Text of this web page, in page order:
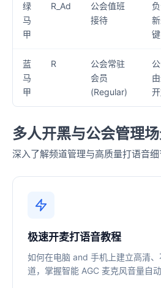
绿
马
甲
R_Ad
公会值班
接待
蓝
马
甲
R
公会常驻
会员
(Regular)
多人开黑与公会管理
深入了解频道管理与高质量打语音细
极速开麦打语音教程
如何在电脑 and 手机上建立高清
道，掌握智能 AGC 麦克风音量自动